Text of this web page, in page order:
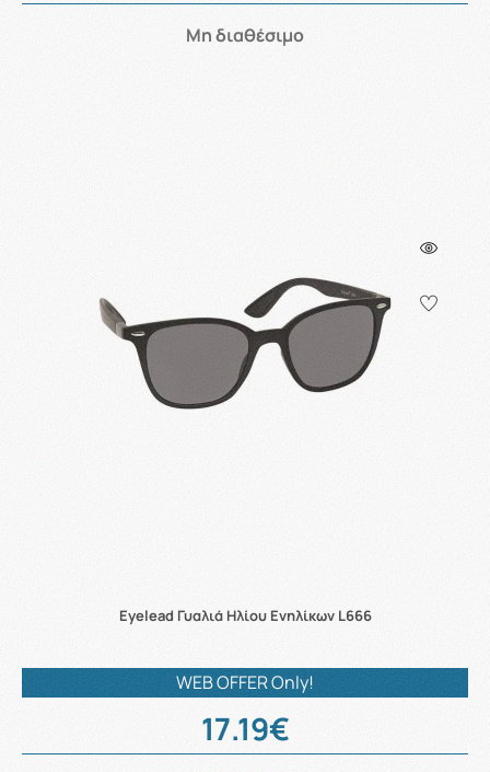
Μη διαθέσιμο
Eyelead Γυαλιά Ηλίου Ενηλίκων L666
WEB OFFER Only!
17.19€